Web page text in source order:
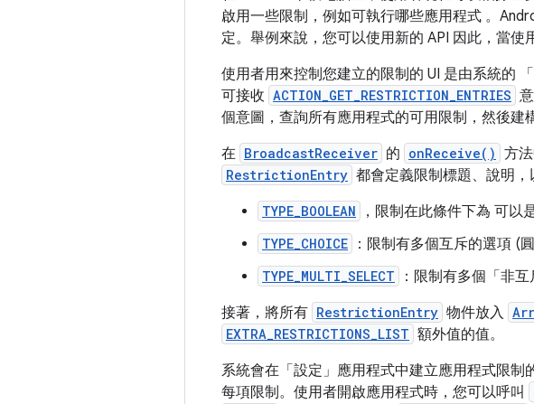
啟用一些限制，例如可執行哪些應用程式 。
定。舉例來說，您可以使用新的 API 因此，當使
使用者用來控制您建立的限制的 UI 是由系統的
可接收 ACTION_GET_RESTRICTION_ENTRIES
個意圖，查詢所有應用程式的可用限制，然後建
在 BroadcastReceiver 的 onReceive() 方
RestrictionEntry 都會定義限制標題、說明，
TYPE_BOOLEAN ，限制在此條件下為 可以
TYPE_CHOICE ：限制有多個互斥的選項 (
TYPE_MULTI_SELECT ：限制有多個「非互
接著，將所有 RestrictionEntry 物件放入
EXTRA_RESTRICTIONS_LIST 額外值的值。
系統會在「設定」應用程式中建立應用程式限制
每項限制。使用者開啟應用程式時，您可以呼叫